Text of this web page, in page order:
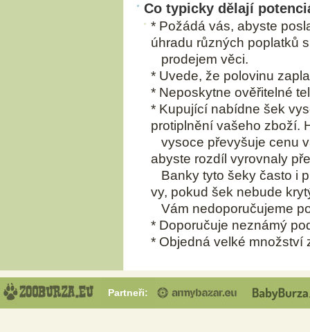
Co typicky dělají
* Požádá vás, abyste
úhradu různých poplatků
prodejem věci.
* Uvede, že polovinu
* Neposkytne ověřitelné
* Kupující nabídne šek
protiplnění vašeho zboží.
vysoce převyšuje cenu
abyste rozdíl vyrovnaly
Banky tyto šeky často i
vy, pokud šek nebude
Vám nedoporučujeme
* Doporučuje neznámý
* Objedná velké množství
Partneři: